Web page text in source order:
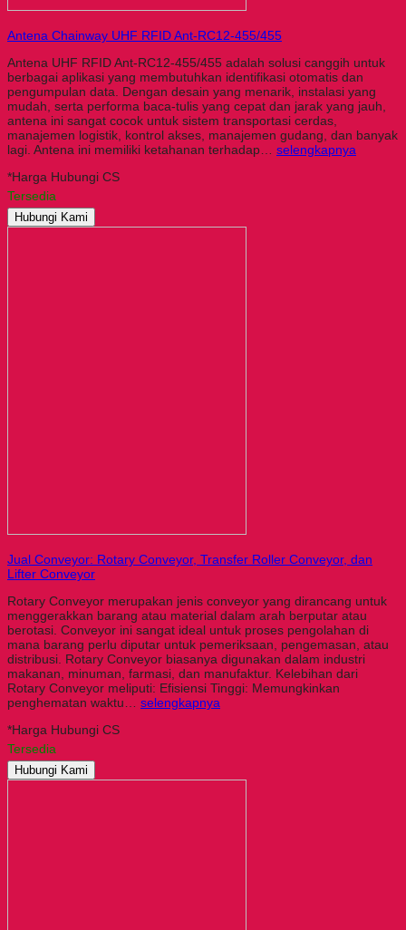
Antena Chainway UHF RFID Ant-RC12-455/455
Antena UHF RFID Ant-RC12-455/455 adalah solusi canggih untuk
berbagai aplikasi yang membutuhkan identifikasi otomatis dan
pengumpulan data. Dengan desain yang menarik, instalasi yang
mudah, serta performa baca-tulis yang cepat dan jarak yang jauh,
antena ini sangat cocok untuk sistem transportasi cerdas,
manajemen logistik, kontrol akses, manajemen gudang, dan banyak
lagi. Antena ini memiliki ketahanan terhadap… selengkapnya
*Harga Hubungi CS
Tersedia
Hubungi Kami
Jual Conveyor: Rotary Conveyor, Transfer Roller Conveyor, dan
Lifter Conveyor
Rotary Conveyor merupakan jenis conveyor yang dirancang untuk
menggerakkan barang atau material dalam arah berputar atau
berotasi. Conveyor ini sangat ideal untuk proses pengolahan di
mana barang perlu diputar untuk pemeriksaan, pengemasan, atau
distribusi. Rotary Conveyor biasanya digunakan dalam industri
makanan, minuman, farmasi, dan manufaktur. Kelebihan dari
Rotary Conveyor meliputi: Efisiensi Tinggi: Memungkinkan
penghematan waktu… selengkapnya
*Harga Hubungi CS
Tersedia
Hubungi Kami